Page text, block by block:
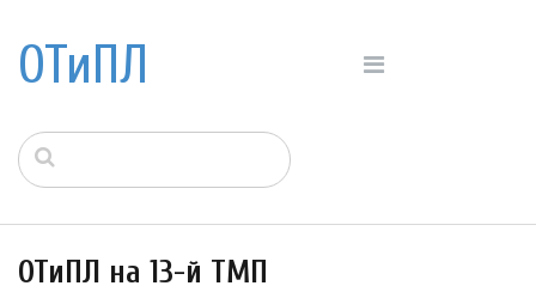
ОТиПЛ
ОТиПЛ на 13-й ТМП